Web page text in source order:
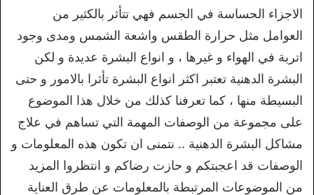
الاجزاء الحساسة في الجسم فهي تتأثر بالكثير من
العوامل مثل حرارة الطقس واشعة الشمس ومدى وجود
اتربة في الهواء و غيرها ، و انواع البشرة عديدة و لكن
البشرة الدهنية تعتبر اكثر انواع البشرة تأثرا بالامور و حتى
البسيطة منها ، كما تعرفنا كذلك من خلال هذا الموضوع
على مجموعة من الوصفات المهمة التي تساهم في علاج
مشاكل البشرة الدهنية .. نتمنى ان تكون هذه المعلومات و
الوصفات قد اعجبتكم و حازت رضاكم و انتظروا المزيد
من الموضوعات المرتبطة بالمعلومات عن طرق العناية